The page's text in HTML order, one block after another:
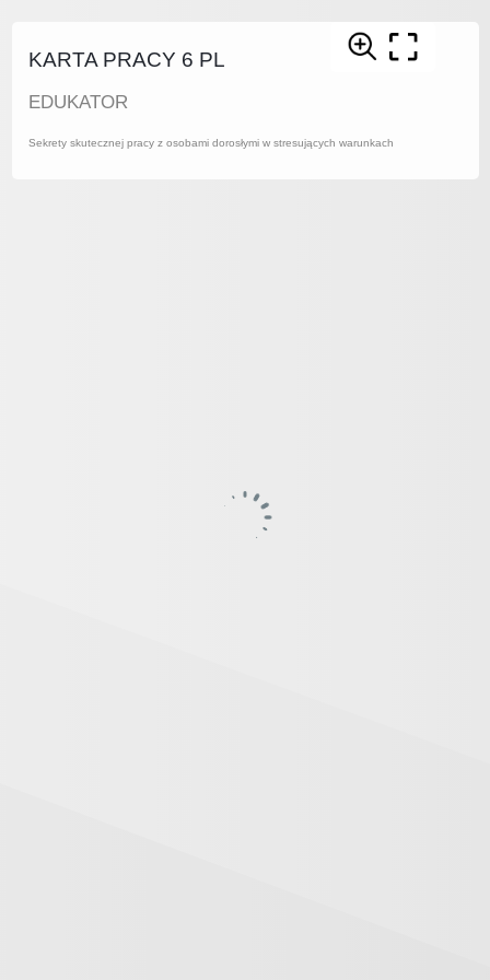
KARTA PRACY 6 PL
EDUKATOR
Sekrety skutecznej pracy z osobami dorosłymi w stresujących warunkach